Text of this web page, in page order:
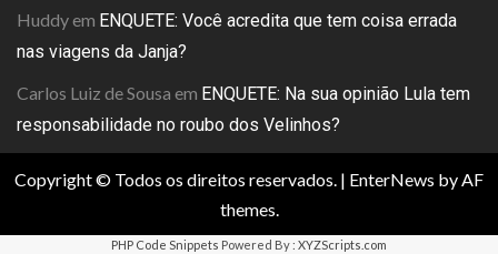
Huddyem ENQUETE: Você acredita que tem coisa errada
nas viagens da Janja?
Carlos Luiz de Sousa em ENQUETE: Na sua opinião Lula tem
responsabilidade no roubo dos Velinhos?
Copyright © Todos os direitos reservados. | EnterNews by AF
themes.
PHP Code Snippets Powered By : XYZScripts.com